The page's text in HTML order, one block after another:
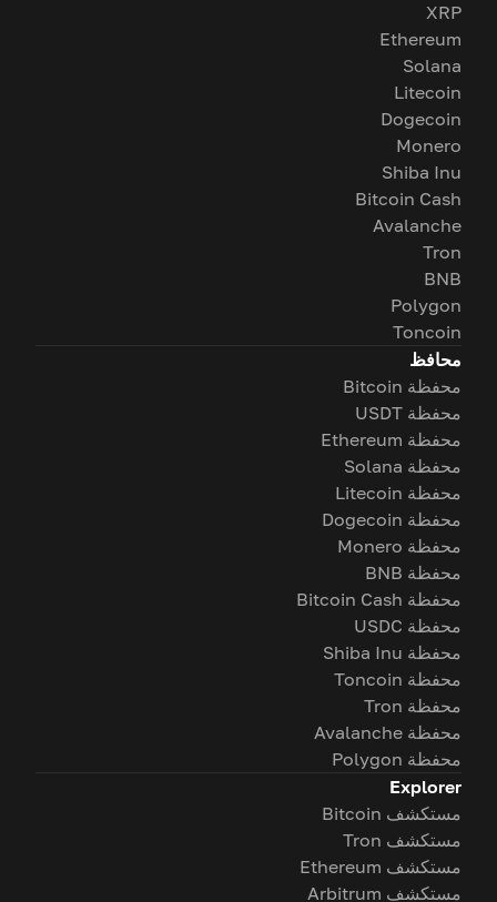
XRP
Ethereum
Solana
Litecoin
Dogecoin
Monero
Shiba Inu
Bitcoin Cash
Avalanche
Tron
BNB
Polygon
Toncoin
محافظ
محفظة Bitcoin
محفظة USDT
محفظة Ethereum
محفظة Solana
محفظة Litecoin
محفظة Dogecoin
محفظة Monero
محفظة BNB
محفظة Bitcoin Cash
محفظة USDC
محفظة Shiba Inu
محفظة Toncoin
محفظة Tron
محفظة Avalanche
محفظة Polygon
Explorer
مستكشف Bitcoin
مستكشف Tron
مستكشف Ethereum
مستكشف Arbitrum